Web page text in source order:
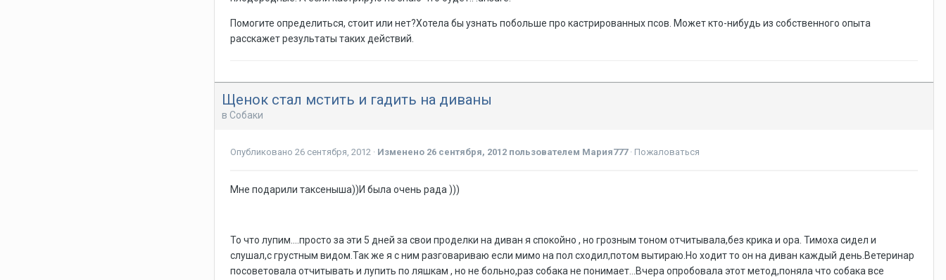
Помогите определиться, стоит или нет?Хотела бы узнать побольше про кастрированных псов. Может кто-нибудь из собственного опыта
расскажет результаты таких действий.
Щенок стал мстить и гадить на диваны
в Собаки
Опубликовано 26 сентября, 2012 · Изменено 26 сентября, 2012 пользователем Мария777 · Пожаловаться
Мне подарили таксеныша))И была очень рада )))
То что лупим....просто за эти 5 дней за свои проделки на диван я спокойно , но грозным тоном отчитывала,без крика и ора. Тимоха сидел и
слушал,с грустным видом.Так же я с ним разговариваю если мимо на пол сходил,потом вытираю.Но ходит то он на диван каждый день.Ветеринар
посоветовала отчитывать и лупить по ляшкам , но не больно,раз собака не понимает...Вчера опробовала этот метод,поняла что собака все